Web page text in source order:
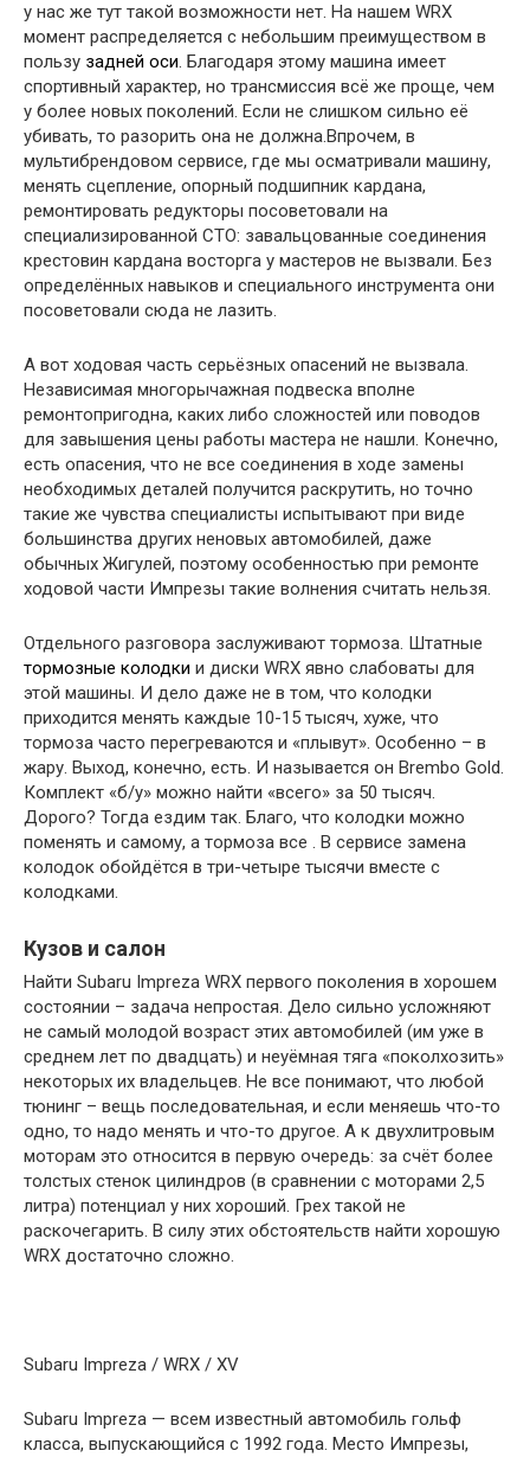
у нас же тут такой возможности нет. На нашем WRX
момент распределяется с небольшим преимуществом в
пользу задней оси. Благодаря этому машина имеет
спортивный характер, но трансмиссия всё же проще, чем
у более новых поколений. Если не слишком сильно её
убивать, то разорить она не должна.Впрочем, в
мультибрендовом сервисе, где мы осматривали машину,
менять сцепление, опорный подшипник кардана,
ремонтировать редукторы посоветовали на
специализированной СТО: завальцованные соединения
крестовин кардана восторга у мастеров не вызвали. Без
определённых навыков и специального инструмента они
посоветовали сюда не лазить.
А вот ходовая часть серьёзных опасений не вызвала.
Независимая многорычажная подвеска вполне
ремонтопригодна, каких либо сложностей или поводов
для завышения цены работы мастера не нашли. Конечно,
есть опасения, что не все соединения в ходе замены
необходимых деталей получится раскрутить, но точно
такие же чувства специалисты испытывают при виде
большинства других неновых автомобилей, даже
обычных Жигулей, поэтому особенностью при ремонте
ходовой части Импрезы такие волнения считать нельзя.
Отдельного разговора заслуживают тормоза. Штатные
тормозные колодки и диски WRX явно слабоваты для
этой машины. И дело даже не в том, что колодки
приходится менять каждые 10-15 тысяч, хуже, что
тормоза часто перегреваются и «плывут». Особенно – в
жару. Выход, конечно, есть. И называется он Brembo Gold.
Комплект «б/у» можно найти «всего» за 50 тысяч.
Дорого? Тогда ездим так. Благо, что колодки можно
поменять и самому, а тормоза все . В сервисе замена
колодок обойдётся в три-четыре тысячи вместе с
колодками.
Кузов и салон
Найти Subaru Impreza WRX первого поколения в хорошем
состоянии – задача непростая. Дело сильно усложняют
не самый молодой возраст этих автомобилей (им уже в
среднем лет по двадцать) и неуёмная тяга «поколхозить»
некоторых их владельцев. Не все понимают, что любой
тюнинг – вещь последовательная, и если меняешь что-то
одно, то надо менять и что-то другое. А к двухлитровым
моторам это относится в первую очередь: за счёт более
толстых стенок цилиндров (в сравнении с моторами 2,5
литра) потенциал у них хороший. Грех такой не
раскочегарить. В силу этих обстоятельств найти хорошую
WRX достаточно сложно.
Subaru Impreza / WRX / XV
Subaru Impreza — всем известный автомобиль гольф
класса, выпускающийся с 1992 года. Место Импрезы,